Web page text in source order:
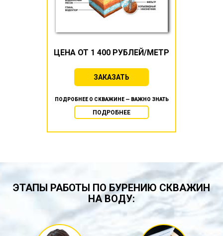
ЦЕНА ОТ 1 400 РУБЛЕЙ/МЕТР
ЗАКАЗАТЬ
ПОДРОБНЕЕ О СКВАЖИНЕ — ВАЖНО ЗНАТЬ
ПОДРОБНЕЕ
ЭТАПЫ РАБОТЫ ПО БУРЕНИЮ СКВАЖИН
НА ВОДУ: